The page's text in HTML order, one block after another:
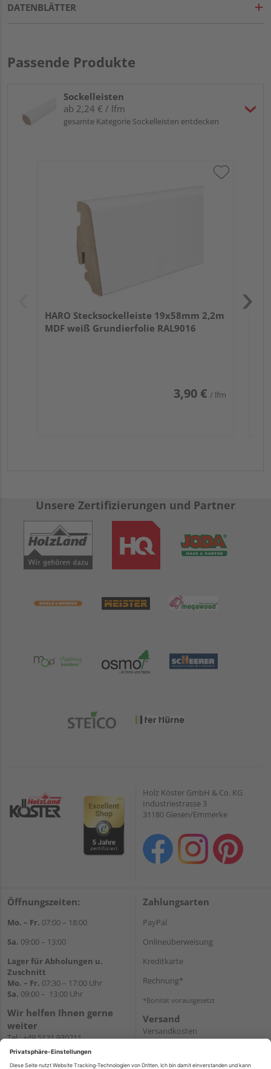
DATENBLÄTTER
Passende Produkte
Sockelleisten
ab 2,24 € / lfm
gesamte Kategorie Sockelleisten entdecken
HARO Stecksockelleiste 19x58mm 2,2m
MDF weiß Grundierfolie RAL9016
3,90 € / lfm
Unsere Zertifizierungen und Partner
Holz Köster GmbH & Co. KG
Industriestrasse 3
31180 Giesen/Emmerke
Öffnungszeiten:
Mo. – Fr. 07:00 – 18:00
Sa. 09:00 – 13:00
Lager für Abholungen u.
Zuschnitt
Mo. – Fr. 07:30 – 17:00 Uhr
Sa. 09:00 – 13:00 Uhr
Wir helfen Ihnen gerne
weiter
Tel.:+49 5121 930211
E-Mail:holzlandshop@holzland-
Zahlungsarten
PayPal
Onlineüberweisung
Kreditkarte
Rechnung*
*Bonität vorausgesetzt
Versand
Versandkosten